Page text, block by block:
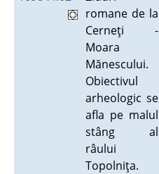
romane de la
Cerneţi -
Moara
Mănescului.
Obiectivul
arheologic se
afla pe malul
stâng al
râului
Topolniţa.